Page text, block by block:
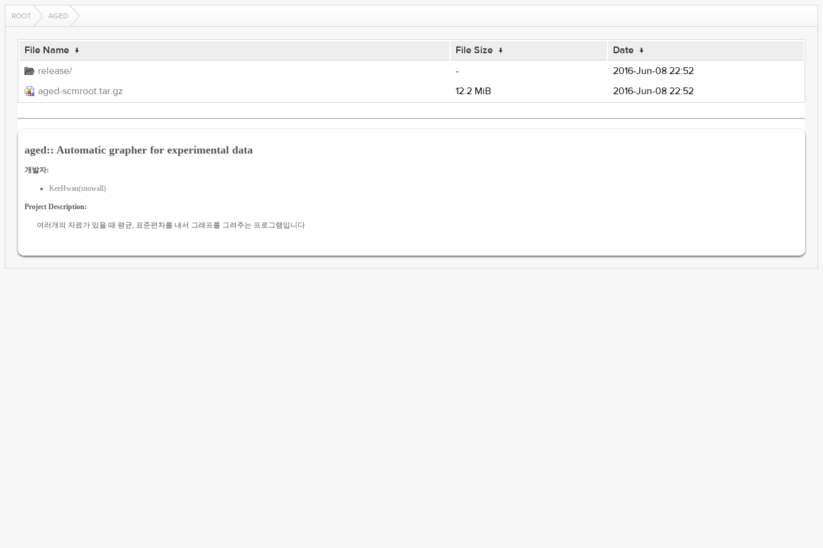
ROOT AGED
File Name ↓ File Size ↓ Date ↓
release/
-
2016-Jun-08 22:52
aged-scmroot.tar.gz
12.2 MiB 2016-Jun-08 22:52
aged:: Automatic grapher for experimental data
개발자:
KeeHwan(snowall)
Project Description:
여러개의 자료가 있을 때 평균, 표준편차를 내서 그래프를 그려주는 프로그램입니다